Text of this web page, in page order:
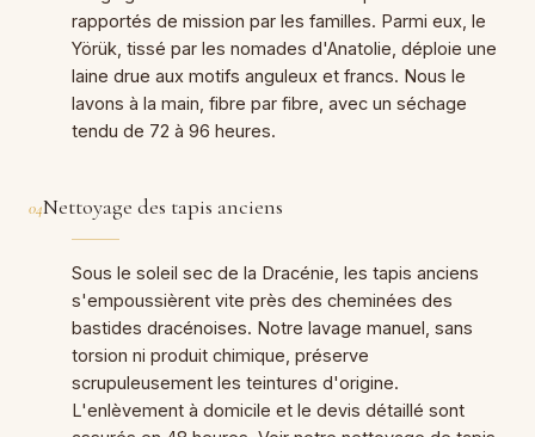
rapportés de mission par les familles. Parmi eux, le
Yörük, tissé par les nomades d'Anatolie, déploie une
laine drue aux motifs anguleux et francs. Nous le
lavons à la main, fibre par fibre, avec un séchage
tendu de 72 à 96 heures.
04Nettoyage des tapis anciens
Sous le soleil sec de la Dracénie, les tapis anciens
s'empoussièrent vite près des cheminées des
bastides dracénoises. Notre lavage manuel, sans
torsion ni produit chimique, préserve
scrupuleusement les teintures d'origine.
L'enlèvement à domicile et le devis détaillé sont